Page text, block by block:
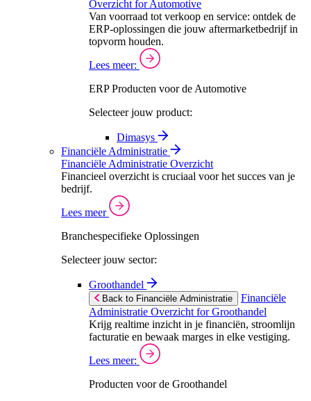
Overzicht for Automotive
Van voorraad tot verkoop en service: ontdek de
ERP-oplossingen die jouw aftermarketbedrijf in
topvorm houden.
Lees meer:
ERP Producten voor de Automotive
Selecteer jouw product:
Dimasys
Financiële Administratie
Financiële Administratie Overzicht
Financieel overzicht is cruciaal voor het succes van je
bedrijf.
Lees meer
Branchespecifieke Oplossingen
Selecteer jouw sector:
Groothandel
Back to Financiële Administratie
Financiële
Administratie Overzicht for Groothandel
Krijg realtime inzicht in je financiën, stroomlijn
facturatie en bewaak marges in elke vestiging.
Lees meer:
Producten voor de Groothandel